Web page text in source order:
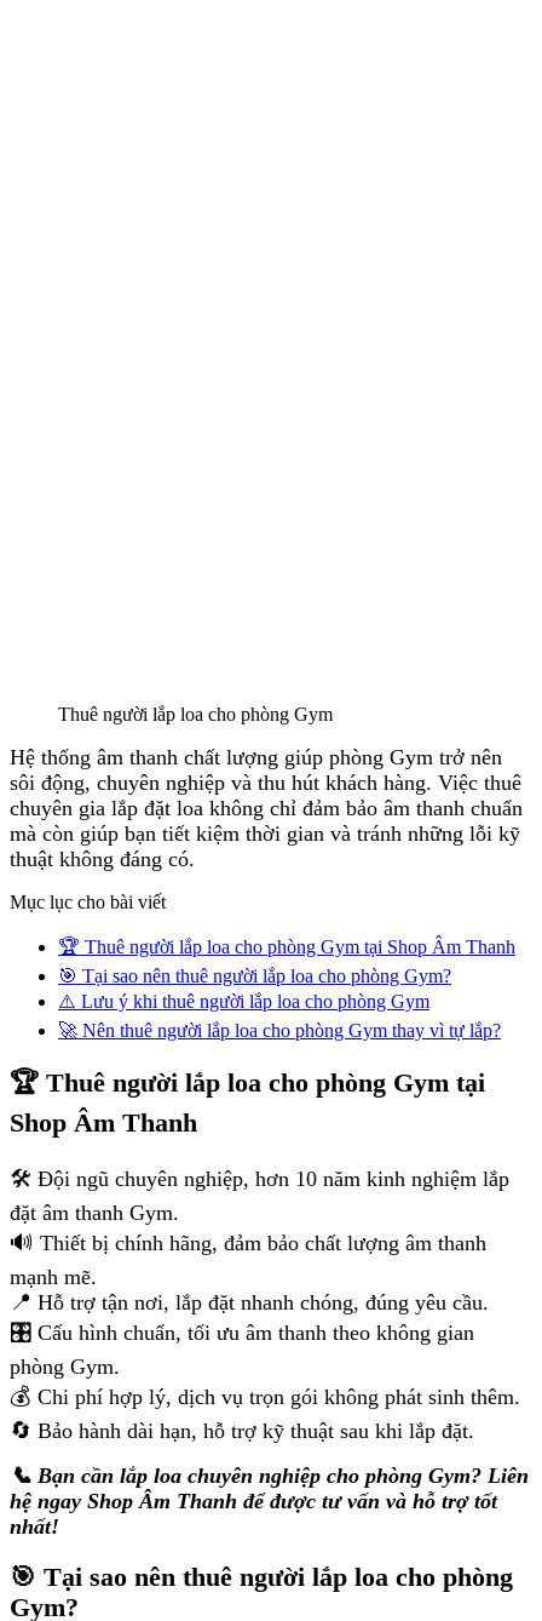
Thuê người lắp loa cho phòng Gym
Hệ thống âm thanh chất lượng giúp phòng Gym trở nên
sôi động, chuyên nghiệp và thu hút khách hàng. Việc thuê
chuyên gia lắp đặt loa không chỉ đảm bảo âm thanh chuẩn
mà còn giúp bạn tiết kiệm thời gian và tránh những lỗi kỹ
thuật không đáng có.
Mục lục cho bài viết
🏆 Thuê người lắp loa cho phòng Gym tại Shop Âm Thanh
🎯 Tại sao nên thuê người lắp loa cho phòng Gym?
⚠️ Lưu ý khi thuê người lắp loa cho phòng Gym
🚀 Nên thuê người lắp loa cho phòng Gym thay vì tự lắp?
🏆 Thuê người lắp loa cho phòng Gym tại
Shop Âm Thanh
🛠️ Đội ngũ chuyên nghiệp, hơn 10 năm kinh nghiệm lắp
đặt âm thanh Gym.
🔊 Thiết bị chính hãng, đảm bảo chất lượng âm thanh
mạnh mẽ.
📍 Hỗ trợ tận nơi, lắp đặt nhanh chóng, đúng yêu cầu.
🎛️ Cấu hình chuẩn, tối ưu âm thanh theo không gian
phòng Gym.
💰 Chi phí hợp lý, dịch vụ trọn gói không phát sinh thêm.
🔄 Bảo hành dài hạn, hỗ trợ kỹ thuật sau khi lắp đặt.
📞 Bạn cần lắp loa chuyên nghiệp cho phòng Gym? Liên
hệ ngay Shop Âm Thanh để được tư vấn và hỗ trợ tốt
nhất!
🎯 Tại sao nên thuê người lắp loa cho phòng
Gym?